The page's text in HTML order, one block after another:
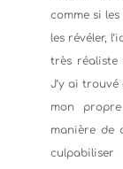
comme si
les révéler,
très réaliste
J’y ai
mon
manière de